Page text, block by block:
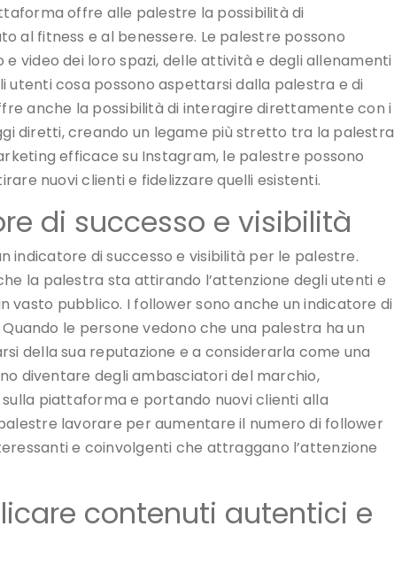
offre alle palestre la possibilità di
al fitness e al benessere. Le palestre possono
video dei loro spazi, delle attività e degli allenamenti
cosa possono aspettarsi dalla palestra e di
anche la possibilità di interagire direttamente con i
diretti, creando un legame più stretto tra la palestra
efficace su Instagram, le palestre possono
nuovi clienti e fidelizzare quelli esistenti.
di successo e visibilità
indicatore di successo e visibilità per le palestre.
la palestra sta attirando l’attenzione degli utenti e
vasto pubblico. I follower sono anche un indicatore di
le persone vedono che una palestra ha un
della sua reputazione e a considerarla come una
diventare degli ambasciatori del marchio,
piattaforma e portando nuovi clienti alla
lavorare per aumentare il numero di follower
e coinvolgenti che attraggano l’attenzione
contenuti autentici e